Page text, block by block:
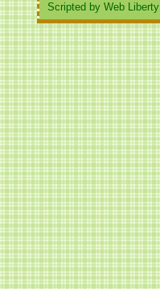
Scripted by Web Liberty